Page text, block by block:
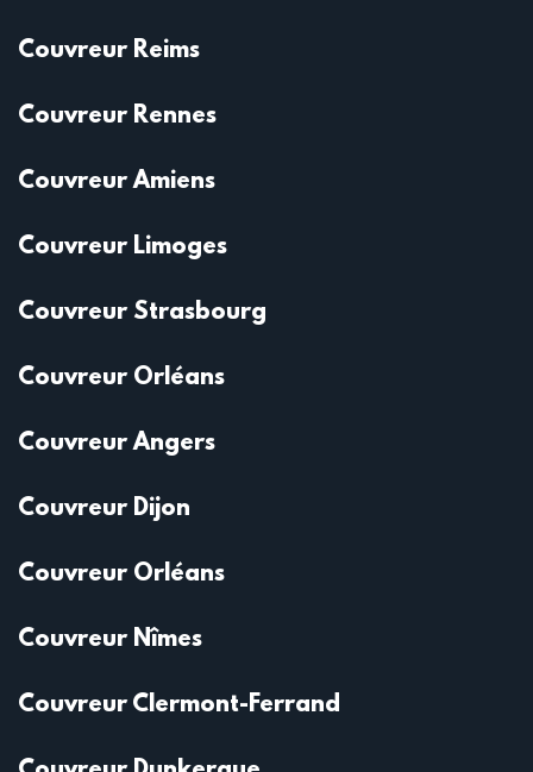
Couvreur Reims
Couvreur Rennes
Couvreur Amiens
Couvreur Limoges
Couvreur Strasbourg
Couvreur Orléans
Couvreur Angers
Couvreur Dijon
Couvreur Orléans
Couvreur Nîmes
Couvreur Clermont-Ferrand